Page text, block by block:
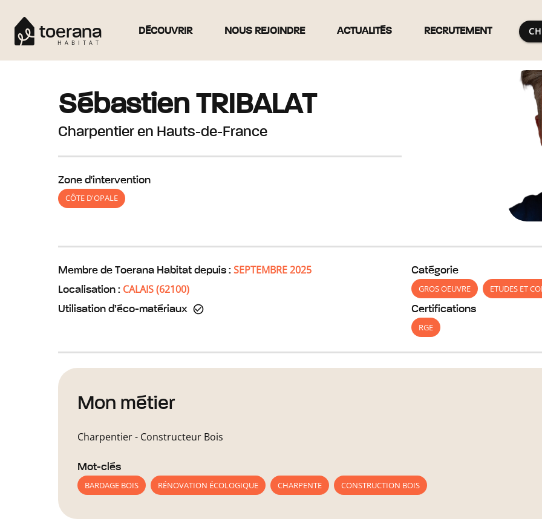
toerana
HABITAT
DÉCOUVRIR NOUS REJOINDRE ACTUALITÉS RECRUTEMENT
Sébastien TRIBALAT
Charpentier en Hauts-de-France
Zone d'intervention
CÔTE D'OPALE
Membre de Toerana Habitat depuis : SEPTEMBRE 2025
Localisation : CALAIS(62100)
Utilisation d’éco-matériaux
Catégorie
GROS OEUVRE
ETUDES ET
Certifications
RGE
Mon métier
Charpentier - Constructeur Bois
Mot-clés
BARDAGE BOIS
RÉNOVATION ÉCOLOGIQUE CHARPENTE CONSTRUCTION BOIS